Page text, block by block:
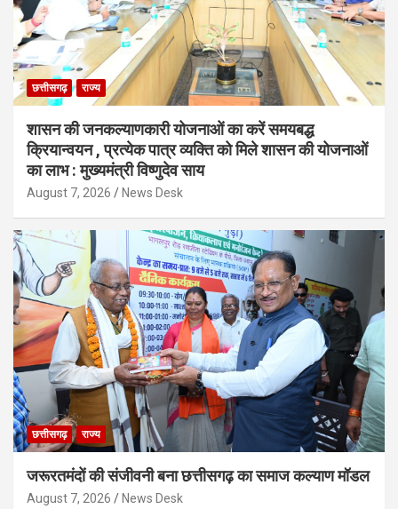
छत्तीसगढ़ राज्य
शासन की जनकल्याणकारी योजनाओं का करें समयबद्ध
क्रियान्वयन , प्रत्येक पात्र व्यक्ति को मिले शासन की योजनाओं
का लाभ : मुख्यमंत्री विष्णुदेव साय
August 7, 2026 News Desk
छत्तीसगढ़ राज्य
जरूरतमंदों की संजीवनी बना छत्तीसगढ़ का समाज कल्याण मॉडल
August 7, 2026 News Desk